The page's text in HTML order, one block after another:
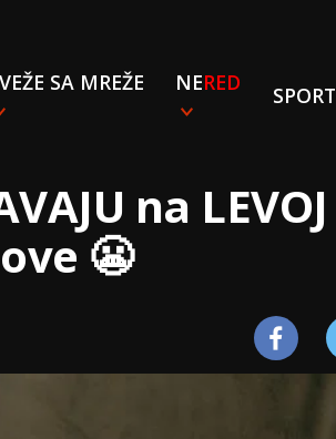
SA MREŽE NERED SPORT
na LEVOJ
😬